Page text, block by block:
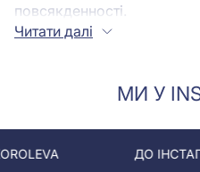
повсякденності.
Перш ніж купити весільні
категорії представлені
виконані в
додаткових
Читати далі
МИ У
ДО ІНСТАГРАМУ